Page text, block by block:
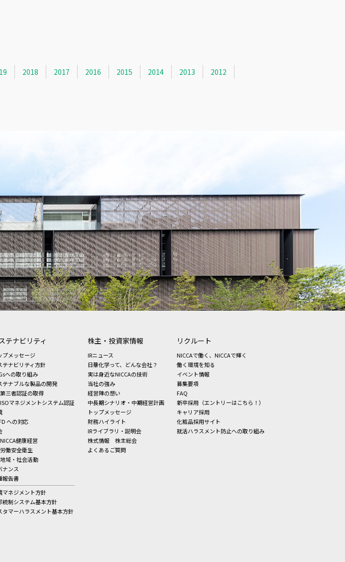
2018 2017 2016 2015 2014 2013 2012
テナビリティ
プメッセージ
テナビリティ方針
への取り組み
テナブルな製品の開発
三者認証の取得
マネジメントシステム認証
への対応
健康経営
働安全衛生
域・社会活動
ナンス
報告書
マネジメント方針
統制システム基本方針
タマーハラスメント基本方針
株主・投資家情報
IRニュース
日華化学って、どんな会社？
実は身近なNICCAの技術
当社の強み
経営陣の想い
中長期シナリオ・中期経営計画
トップメッセージ
財務ハイライト
IRライブラリ・説明会
株式情報
株主総会
よくあるご質問
リクルート
NICCAで働く、NICCAで輝く
働く環境を知る
イベント情報
募集要項
FAQ
新卒採用（エントリーはこちら！）
キャリア採用
化粧品採用サイト
就活ハラスメント防止への取り組み